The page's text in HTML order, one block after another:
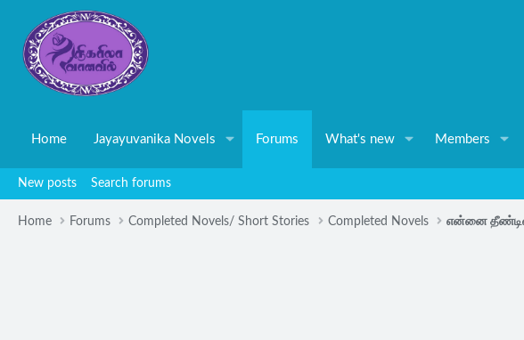
Home Jayayuvanika Novels Forums What's new Members
New posts Search forums
Home Forums Completed Novels/ Short Stories Completed Novels என்னை